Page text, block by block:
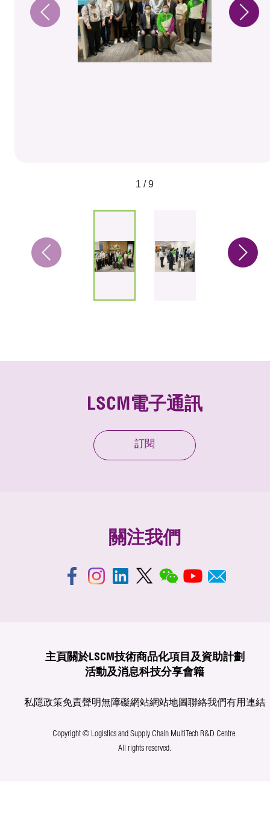
1 / 9
LSCM電子通訊
訂閱
關注我們
主頁 關於LSCM技術商品化項目及資助計劃
活動及消息科技分享會籍
私隱政策免責聲明無障礙網站網站地圖聯絡我們有用連結
Copyright © Logistics and Supply Chain MultiTech R&D Centre.
All rights reserved.